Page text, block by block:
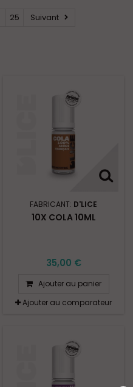
25 Suivant
FABRICANT: D'LICE
10X COLA 10ML
35,00 €
Ajouter au panier
Ajouter au comparateur